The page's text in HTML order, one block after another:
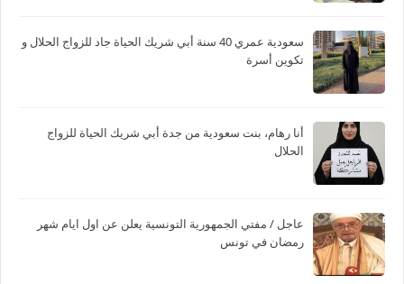
سعودية عمري 40 سنة أبي شريك الحياة جاد للزواج الحلال و
تكوين أسرة
أنا رهام، بنت سعودية من جدة أبي شريك الحياة للزواج
الحلال
عاجل / مفتي الجمهورية التونسية يعلن عن اول ايام شهر
رمضان في تونس